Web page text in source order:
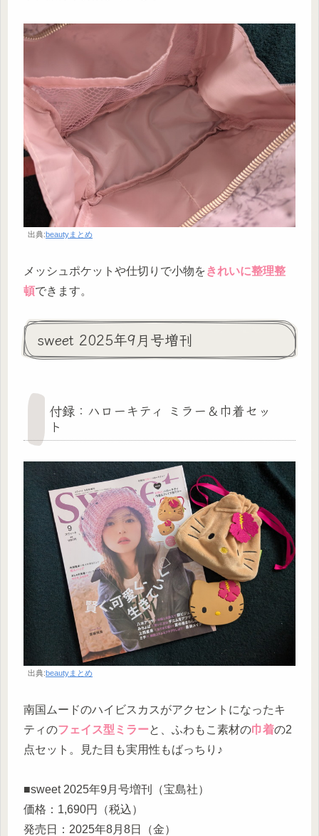
出典:beautyまとめ
メッシュポケットや仕切りで小物をきれいに整理整
頓できます。
sweet 2025年9月号増刊
付録：ハローキティ ミラー＆巾着セッ
ト
出典:beautyまとめ
南国ムードのハイビスカスがアクセントになったキ
ティのフェイス型ミラーと、ふわもこ素材の巾着の2
点セット。見た目も実用性もばっちり♪
■sweet 2025年9月号増刊（宝島社）
価格：1,690円（税込）
発売日：2025年8月8日（金）